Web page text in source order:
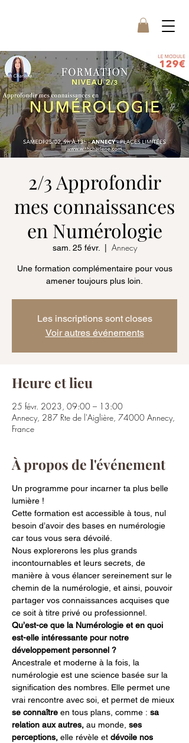
2/3 Approfondir
mes connaissances
en Numérologie
sam. 25 févr. Annecy
Une formation complémentaire pour vous
amener toujours plus loin.
Les inscriptions sont closes
Voir autres événements
Heure et lieu
25 févr. 2023, 09:00 – 13:00
Annecy, 287 Rte de l'Aiglière, 74000 Annecy,
France
À propos de l'événement
Un programme pour incarner ta plus belle
lumière !
Cette formation est accessible à tous, nul
besoin d’avoir des bases en numérologie
car tous vous sera dévoilé.
Nous explorerons les plus grands
incontournables et leurs secrets, de
manière à vous élancer sereinement sur le
chemin de la numérologie, et ainsi, pouvoir
partager vos connaissances acquises que
ce soit à titre privé ou professionnel.
Qu’est-ce que la Numérologie et en quoi
est-elle intéressante pour notre
développement personnel ?
Ancestrale et moderne à la fois, la
numérologie est une science basée sur la
signification des nombres. Elle permet une
vrai rencontre avec soi, et permet de mieux
se connaître en tous plans, comme : sa
relation aux autres, au monde, ses
perceptions, elle révèle et dévoile nos